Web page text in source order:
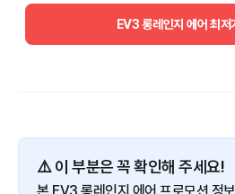
EV3 롱레인지 에어 최저
⚠️ 이 부분은 꼭 확인해 주세요!